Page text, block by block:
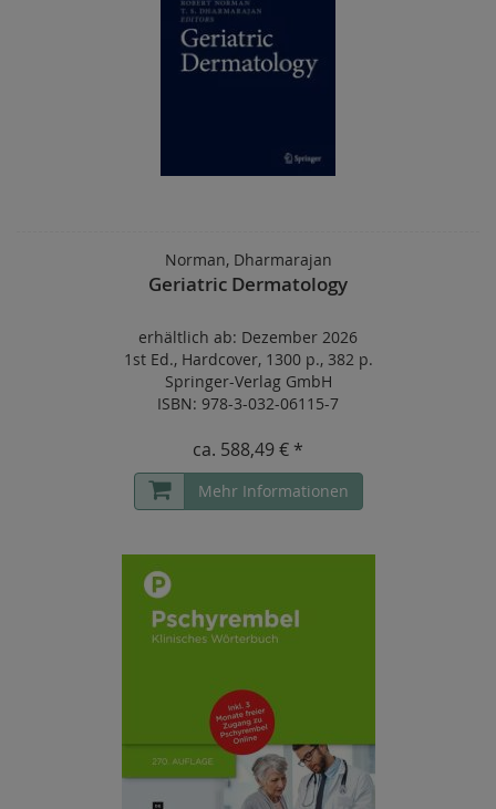
Norman, Dharmarajan
Geriatric Dermatology
erhältlich ab: Dezember 2026
1st Ed., Hardcover, 1300 p., 382 p.
Springer-Verlag GmbH
ISBN: 978-3-032-06115-7
ca. 588,49 € *
Mehr Informationen